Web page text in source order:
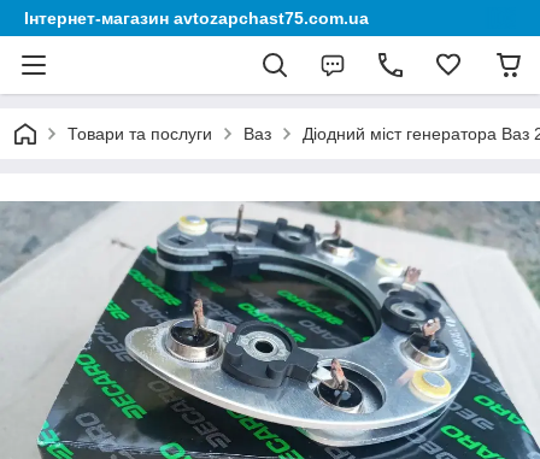
Інтернет-магазин avtozapchast75.com.ua
Товари та послуги Ваз Діодний міст генератора